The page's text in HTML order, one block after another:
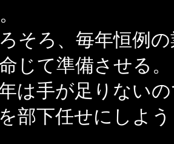
そろ、毎年恒例の
じて準備させる。
は手が足りない
部下任せにしよ